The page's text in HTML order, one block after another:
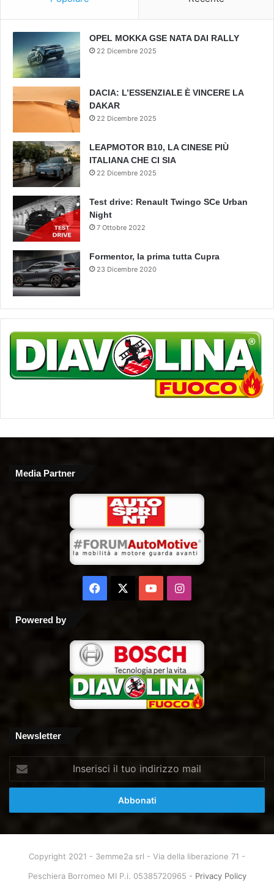
OPEL MOKKA GSE NATA DAI RALLY
22 Dicembre 2025
DACIA: L’ESSENZIALE È VINCERE LA
DAKAR
22 Dicembre 2025
LEAPMOTOR B10, LA CINESE PIÙ
ITALIANA CHE CI SIA
22 Dicembre 2025
Test drive: Renault Twingo SCe Urban
Night
7 Ottobre 2022
Formentor, la prima tutta Cupra
23 Dicembre 2020
Media Partner
Facebook
You Instagram
Powered by
Newsletter
tuo
mail
Copyright 2021 - 3emme2a srl - Via della liberazione 71 -
Peschiera Borromeo MI P.i. 05385720965 - Privacy Policy